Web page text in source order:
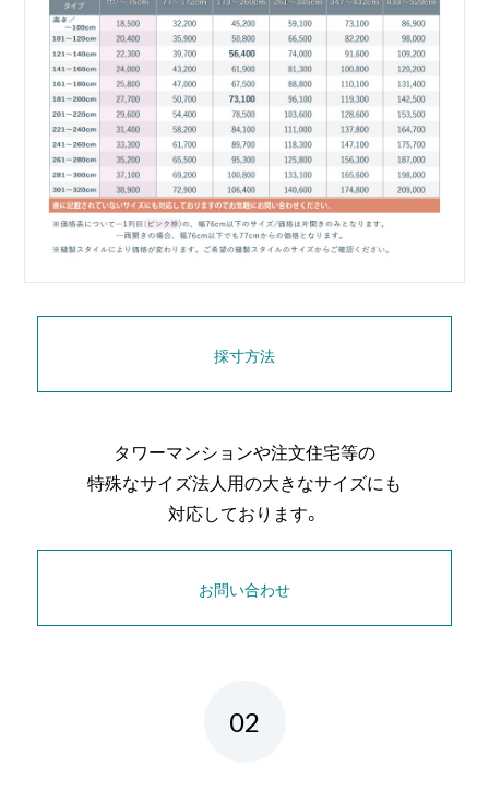
採寸方法
タワーマンションや注文住宅等の
特殊なサイズ法人用の大きなサイズにも
対応しております。
お問い合わせ
02